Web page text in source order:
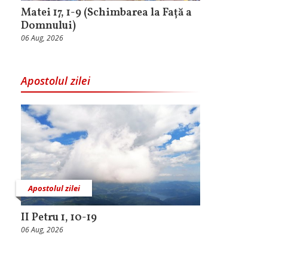
Matei 17, 1-9 (Schimbarea la Față a
Domnului)
06 Aug, 2026
Apostolul zilei
Apostolul zilei
II Petru 1, 10-19
06 Aug, 2026